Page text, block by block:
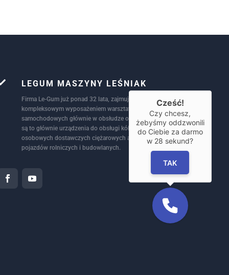
LEGUM MASZYNY LEŚNIAK
Firma Le-Gum już ponad 32 lata, zajmuje się
kompleksowym wyposażeniem warsztatów
samochodowych głównie w obsłudze ogumienia
są to głównie urządzenia do obsługi kół
osobowych dostawczych ciężarowych autobusów
pojazdów rolniczych i budowlanych.
Cześć!
Czy chcesz,
żebyśmy oddzwonili
do Ciebie za darmo
w 28 sekund?
TAK